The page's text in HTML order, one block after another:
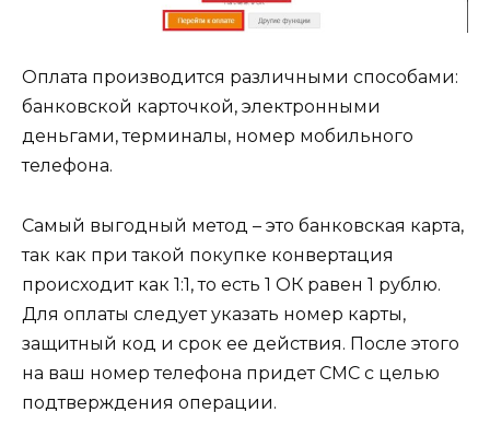
Оплата производится различными способами:
банковской карточкой, электронными
деньгами, терминалы, номер мобильного
телефона.
Самый выгодный метод – это банковская карта,
так как при такой покупке конвертация
происходит как 1:1, то есть 1 ОК равен 1 рублю.
Для оплаты следует указать номер карты,
защитный код и срок ее действия. После этого
на ваш номер телефона придет СМС с целью
подтверждения операции.